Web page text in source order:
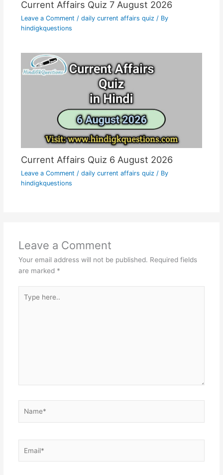
Current Affairs Quiz 7 August 2026
Leave a Comment / daily current affairs quiz/ By
hindigkquestions
Current Affairs Quiz 6 August 2026
Leave a Comment / daily current affairs quiz / By
hindigkquestions
Leave a Comment
Your email address will not be published. Required fields
are marked *
here..